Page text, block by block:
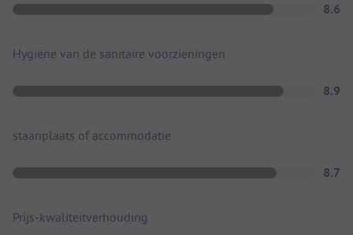
8.6
Hygiëne van de sanitaire voorzieningen
8.9
staanplaats of accommodatie
8.7
Prijs-kwaliteitverhouding